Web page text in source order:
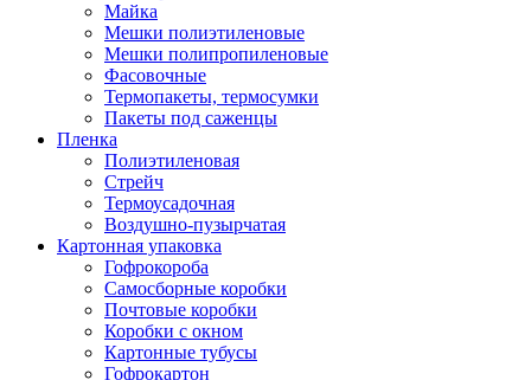
Майка
Мешки полиэтиленовые
Мешки полипропиленовые
Фасовочные
Термопакеты, термосумки
Пакеты под саженцы
Пленка
Полиэтиленовая
Стрейч
Термоусадочная
Воздушно-пузырчатая
Картонная упаковка
Гофрокороба
Самосборные коробки
Почтовые коробки
Коробки с окном
Картонные тубусы
Гофрокартон